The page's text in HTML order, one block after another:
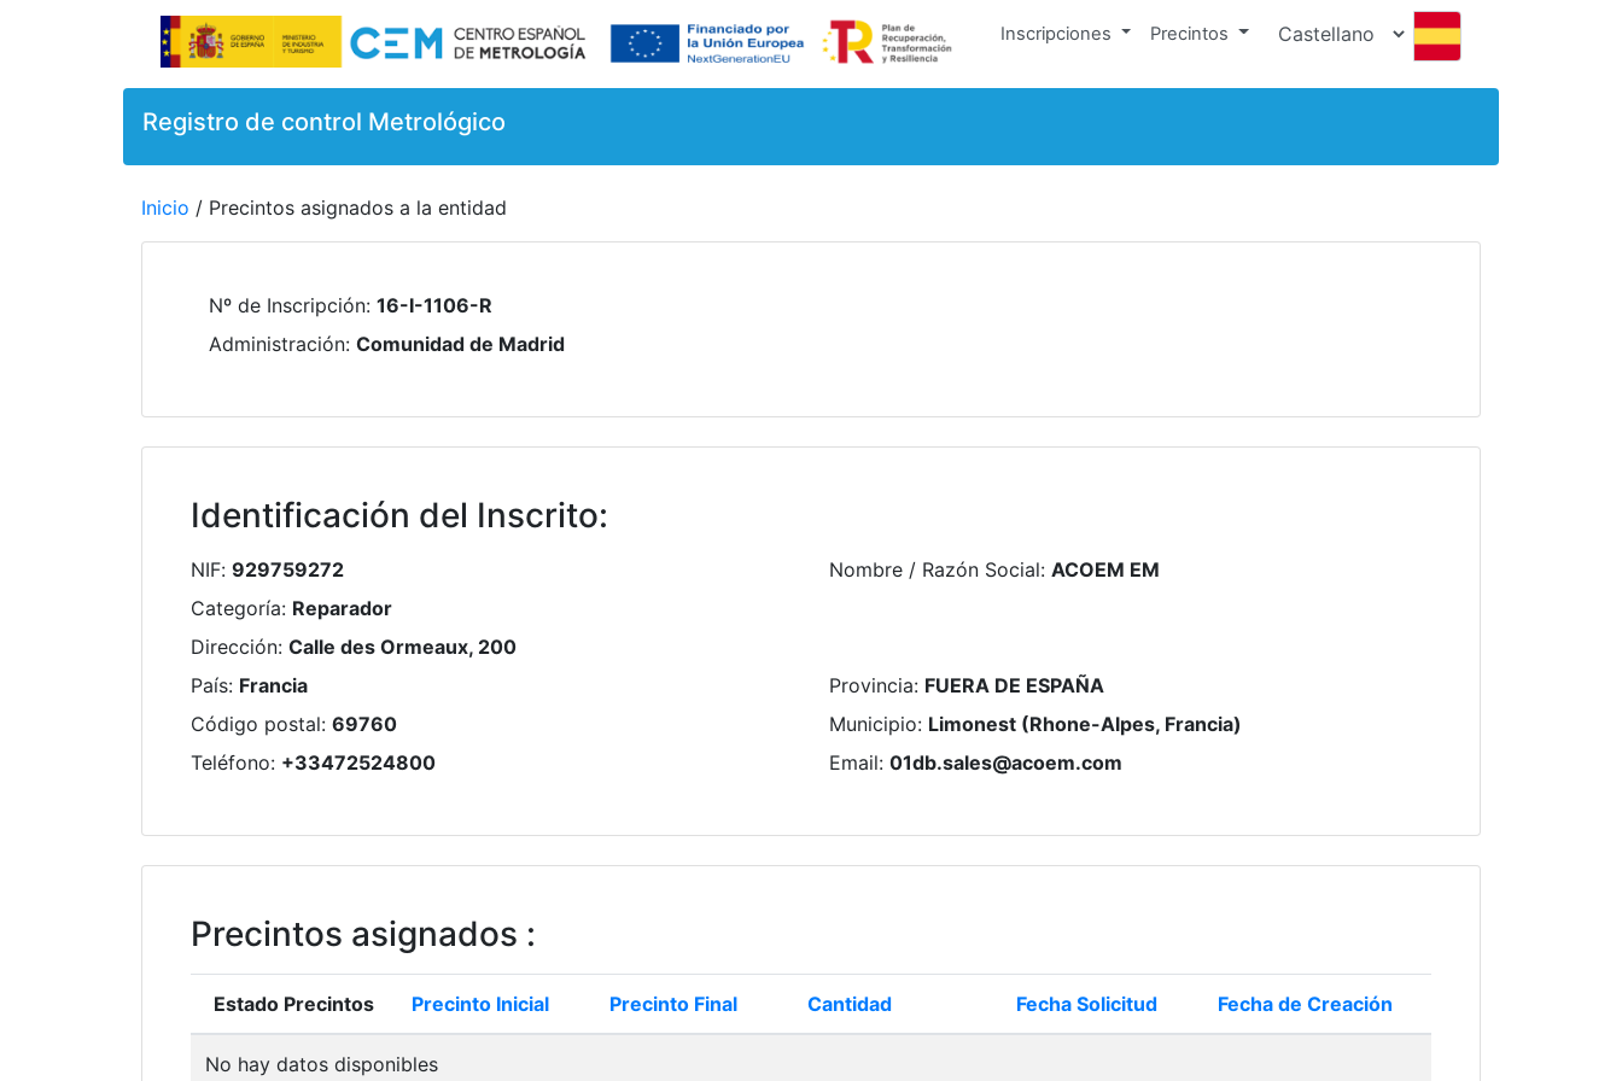
Inscripciones Precintos
Registro de control Metrológico
Inicio / Precintos asignados a la entidad
Nº de Inscripción: 16-I-1106-R
Administración: Comunidad de Madrid
Identificación del Inscrito:
NIF: 929759272 Nombre / Razón Social: ACOEM EM
Categoría: Reparador
Dirección: Calle des Ormeaux, 200
País: Francia Provincia: FUERA DE ESPAÑA
Código postal: 69760 Municipio: Limonest (Rhone-Alpes, Francia)
Teléfono: +33472524800 Email: 01db.sales@acoem.com
Precintos asignados :
Estado Precintos Precinto Inicial Precinto Final Cantidad Fecha Solicitud Fecha de Creación
No hay datos disponibles